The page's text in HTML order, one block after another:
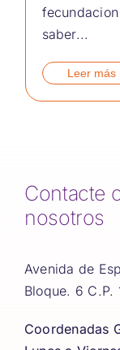
saber...
Leer más
Contacte
nosotros
Avenida de
Bloque. 6 C.P.
Coordenadas